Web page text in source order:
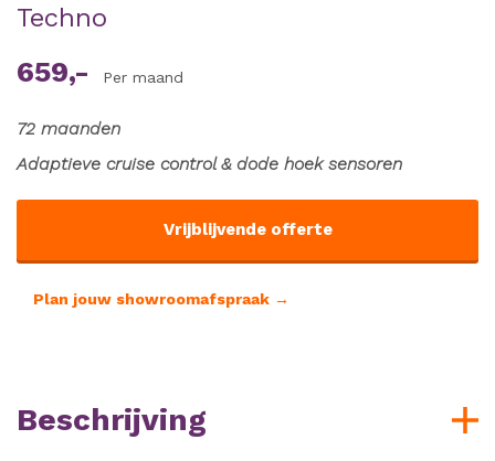
Techno
659,- Per maand
72 maanden
Adaptieve cruise control & dode hoek sensoren
Vrijblijvende offerte
Plan jouw showroomafspraak →
Beschrijving